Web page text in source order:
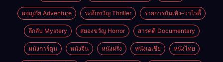
ผจญภัย Adventure ระทึกขวัญ Thriller รายการบันเทิง–วาไรตี้
ลึกลับ Mystery สยองขวัญ Horror สารคดี Documentary
หนังการ์ตูน หนังจีน หนังฝรั่ง หนังเอเชีย หนังไทย